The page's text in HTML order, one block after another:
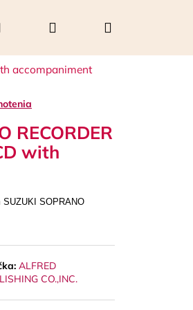
Hľadať PrihlásenieNákupný
accompaniment
RECORDER
with
SOPRANO
ALFRED
CO.,INC.
Nasledujúce